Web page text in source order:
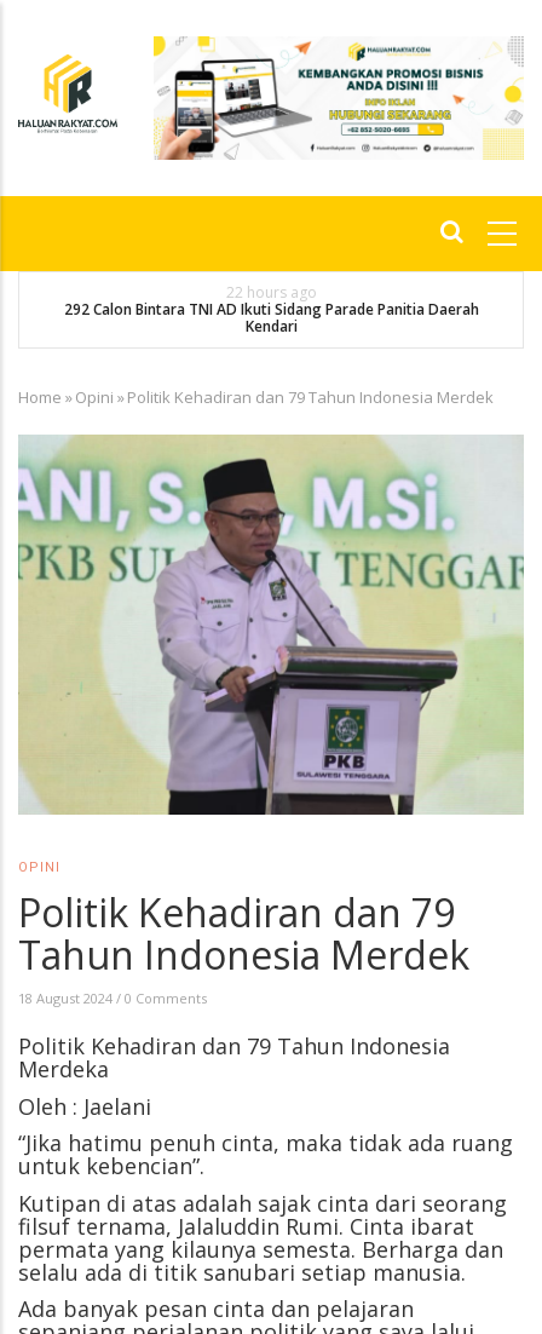
content
22 hours ago
292 Calon Bintara TNI AD Ikuti Sidang Parade Panitia Daerah
Kendari
Breadcrumb
Home »Opini »Politik Kehadiran dan 79 Tahun Indonesia Merdek
OPINI
Politik Kehadiran dan 79
Tahun Indonesia Merdek
18 August 2024 / 0 Comments
Politik Kehadiran dan 79 Tahun Indonesia
Merdeka
Oleh : Jaelani
“Jika hatimu penuh cinta, maka tidak ada ruang
untuk kebencian”.
Kutipan di atas adalah sajak cinta dari seorang
filsuf ternama, Jalaluddin Rumi. Cinta ibarat
permata yang kilaunya semesta. Berharga dan
selalu ada di titik sanubari setiap manusia.
Ada banyak pesan cinta dan pelajaran